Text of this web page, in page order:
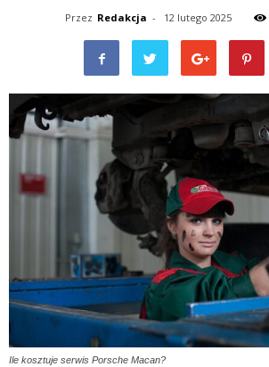
Przez Redakcja - 12 lutego 2025
Ile kosztuje serwis Porsche Macan?